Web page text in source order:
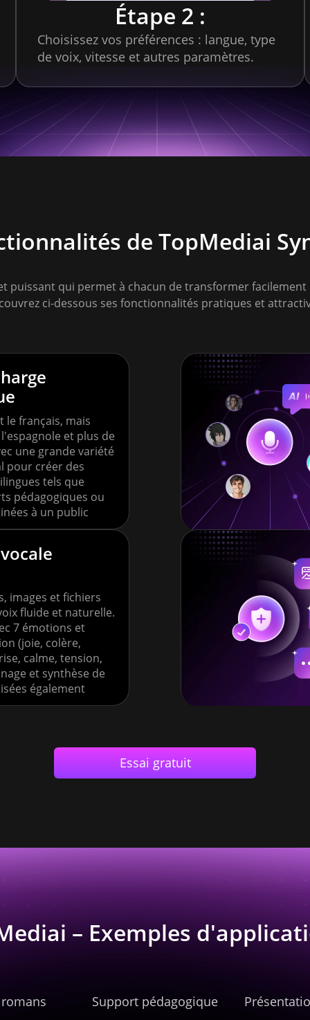
Étape 2 :
Choisissez vos préférences : langue, type
de voix, vitesse et autres paramètres.
de TopMediai
puissant qui permet à chacun de transformer
ci-dessous ses fonctionnalités pratiques et
le français, mais
et plus de
une grande variété
pour créer des
tels que
pédagogiques ou
à un public
images et fichiers
fluide et naturelle.
7 émotions et
(joie, colère,
calme, tension,
et synthèse de
également
Essai gratuit
– Exemples
Support pédagogique